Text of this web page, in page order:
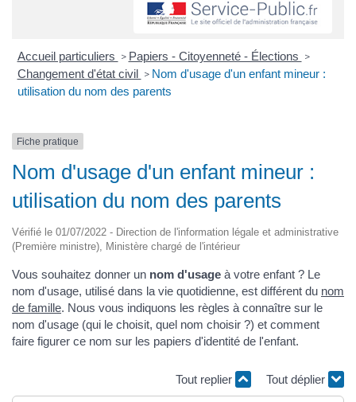
Accueil particuliers > Papiers - Citoyenneté - Élections >
Changement d'état civil > Nom d'usage d'un enfant mineur :
utilisation du nom des parents
Fiche pratique
Nom d'usage d'un enfant mineur :
utilisation du nom des parents
Vérifié le 01/07/2022 - Direction de l'information légale et administrative
(Première ministre), Ministère chargé de l'intérieur
Vous souhaitez donner un nom d'usage à votre enfant ? Le
nom d'usage, utilisé dans la vie quotidienne, est différent du nom
de famille. Nous vous indiquons les règles à connaître sur le
nom d'usage (qui le choisit, quel nom choisir ?) et comment
faire figurer ce nom sur les papiers d'identité de l'enfant.
Tout replier Tout déplier